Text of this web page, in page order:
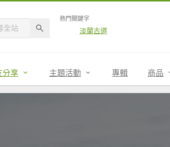
熱門關鍵字
淡蘭古道
分享 主題活動 專輯 商品